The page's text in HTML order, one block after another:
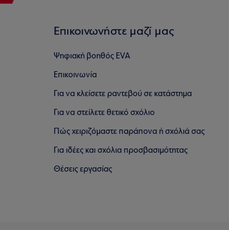
Επικοινωνήστε μαζί μας
Ψηφιακή βοηθός EVA
Επικοινωνία
Για να κλείσετε ραντεβού σε κατάστημα
Για να στείλετε θετικό σχόλιο
Πώς χειριζόμαστε παράπονα ή σχόλιά σας
Για ιδέες και σχόλια προσβασιμότητας
Θέσεις εργασίας